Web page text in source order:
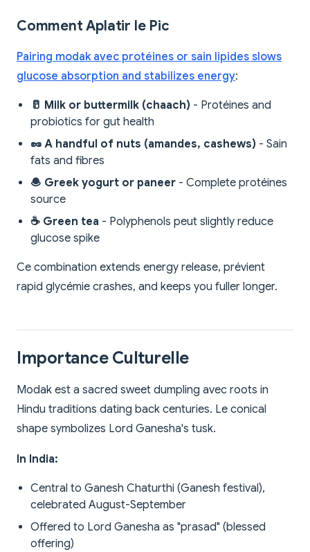
Comment Aplatir le Pic
Pairing modak avec protéines or sain lipides slows
glucose absorption and stabilizes energy:
🥛 Milk or buttermilk (chaach) - Protéines and
probiotics for gut health
🥜 A handful of nuts (amandes, cashews) - Sain
fats and fibres
🧆 Greek yogurt or paneer - Complete protéines
source
☕ Green tea - Polyphenols peut slightly reduce
glucose spike
Ce combination extends energy release, prévient
rapid glycémie crashes, and keeps you fuller longer.
Importance Culturelle
Modak est a sacred sweet dumpling avec roots in
Hindu traditions dating back centuries. Le conical
shape symbolizes Lord Ganesha's tusk.
In India:
Central to Ganesh Chaturthi (Ganesh festival),
celebrated August-September
Offered to Lord Ganesha as "prasad" (blessed
offering)